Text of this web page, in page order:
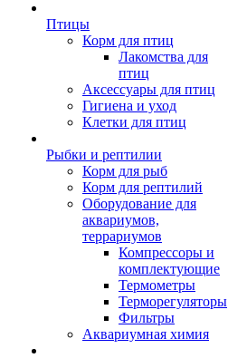
Птицы
Корм для птиц
Лакомства для
птиц
Аксессуары для птиц
Гигиена и уход
Клетки для птиц
Рыбки и рептилии
Корм для рыб
Корм для рептилий
Оборудование для
аквариумов,
террариумов
Компрессоры и
комплектующие
Термометры
Терморегуляторы
Фильтры
Аквариумная химия